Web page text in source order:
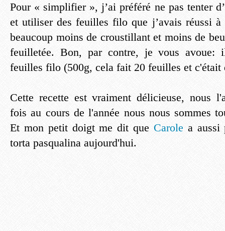
Pour « simplifier », j’ai préféré ne pas tenter
et utiliser des feuilles filo que j’avais réussi à
beaucoup moins de croustillant et moins de
feuilletée. Bon, par contre, je vous avoue:
feuilles filo (500g, cela fait 20 feuilles et c'était
Cette recette est vraiment délicieuse, nous
fois au cours de l'année nous nous sommes
Et mon petit doigt me dit que Carole a aussi
torta pasqualina aujourd'hui.